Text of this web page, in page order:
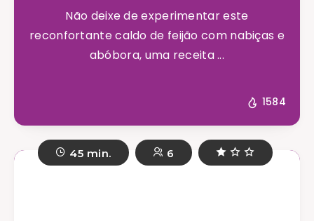
Não deixe de experimentar este
reconfortante caldo de feijão com nabiças e
abóbora, uma receita ...
1584
45 min. 6